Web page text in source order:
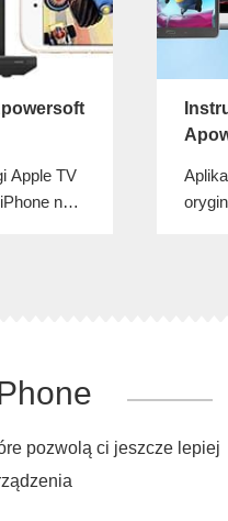
Apple TV
na
pozwolą ci jeszcze lepiej